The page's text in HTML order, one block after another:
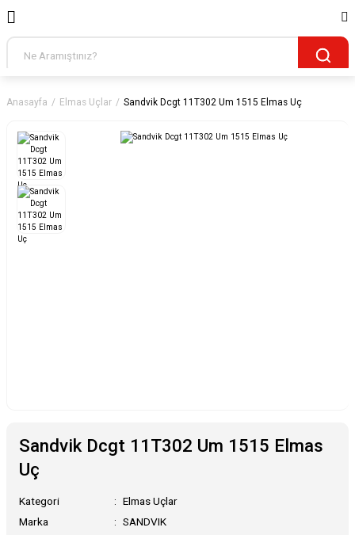
Anasayfa Elmas Uçlar Sandvik Dcgt 11T302 Um 1515 Elmas Uç
Sandvik Dcgt 11T302 Um 1515 Elmas
Uç
Kategori
Elmas Uçlar
Marka
SANDVIK